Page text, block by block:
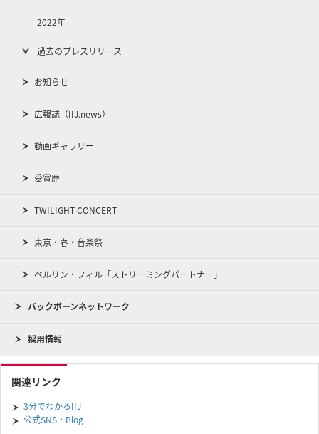
2022年
過去のプレスリリース
お知らせ
広報誌（IIJ.news）
動画ギャラリー
受賞歴
TWILIGHT CONCERT
東京・春・音楽祭
ベルリン・フィル「ストリーミングパートナー」
バックボーンネットワーク
採用情報
関連リンク
3分でわかるIIJ
公式SNS・Blog